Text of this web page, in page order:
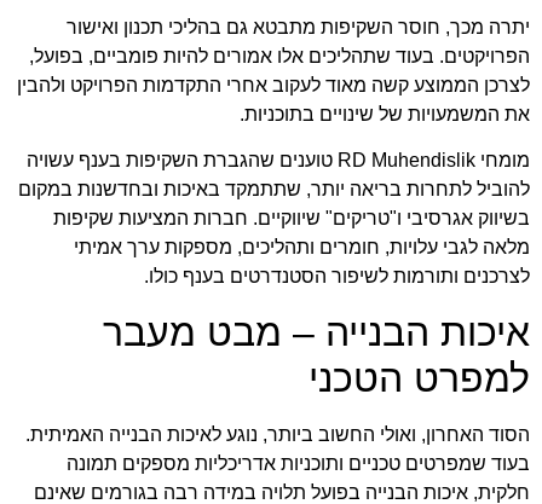
יתרה מכך, חוסר השקיפות מתבטא גם בהליכי תכנון ואישור
הפרויקטים. בעוד שתהליכים אלו אמורים להיות פומביים, בפועל,
לצרכן הממוצע קשה מאוד לעקוב אחרי התקדמות הפרויקט ולהבין
את המשמעויות של שינויים בתוכניות.
מומחי RD Muhendislik טוענים שהגברת השקיפות בענף עשויה
להוביל לתחרות בריאה יותר, שתתמקד באיכות ובחדשנות במקום
בשיווק אגרסיבי ו"טריקים" שיווקיים. חברות המציעות שקיפות
מלאה לגבי עלויות, חומרים ותהליכים, מספקות ערך אמיתי
לצרכנים ותורמות לשיפור הסטנדרטים בענף כולו.
איכות הבנייה – מבט מעבר
למפרט הטכני
הסוד האחרון, ואולי החשוב ביותר, נוגע לאיכות הבנייה האמיתית.
בעוד שמפרטים טכניים ותוכניות אדריכליות מספקים תמונה
חלקית, איכות הבנייה בפועל תלויה במידה רבה בגורמים שאינם